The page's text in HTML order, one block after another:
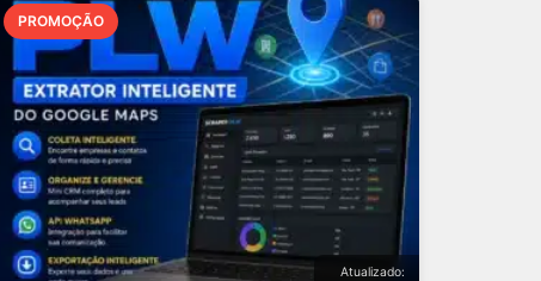
PROMOÇÃO
Atualizado: